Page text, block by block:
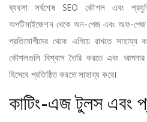
ব্যবসা সর্বশেষ SEO কৌশল এবং
অপটিমাইজেশন থেকে অন-পেজ এবং অফ-পেজ
প্রতিযোগীদের থেকে এগিয়ে রাখতে সাহায্য
কৌশলগুলি বিশ্বাস তৈরি করতে এবং আপনার
হিসেবে প্রতিষ্ঠিত করতে সাহায্য করে।
কাটিং-এজ টুলস এবং